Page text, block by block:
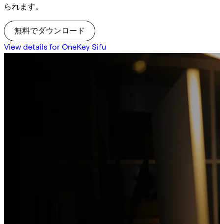
られます。
無料でダウンロード
View details for OneKey Sifu